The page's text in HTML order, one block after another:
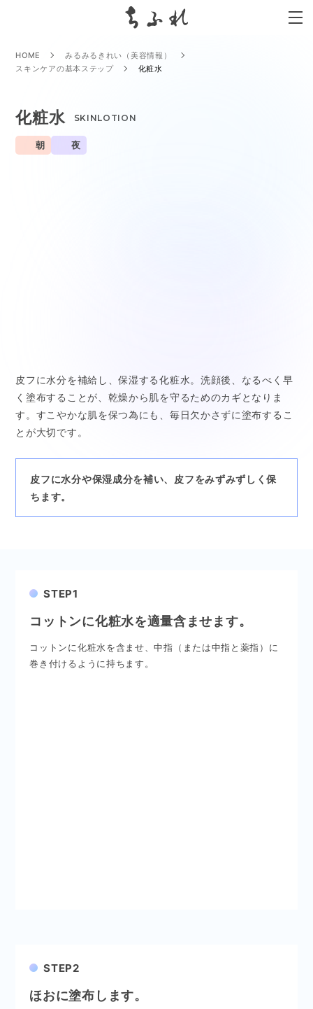
HOME
みるみるきれい（美容情報）
スキンケアの基本ステップ
化粧水
化粧水 SKINLOTION
朝 夜
皮フに水分を補給し、保湿する化粧水。洗顔後、なるべく早
く塗布することが、乾燥から肌を守るためのカギとなりま
す。すこやかな肌を保つ為にも、毎日欠かさずに塗布するこ
とが大切です。
皮フに水分や保湿成分を補い、皮フをみずみずしく保
ちます。
STEP1
コットンに化粧水を適量含ませます。
コットンに化粧水を含ませ、中指（または中指と薬指）に
巻き付けるように持ちます。
STEP2
ほおに塗布します。